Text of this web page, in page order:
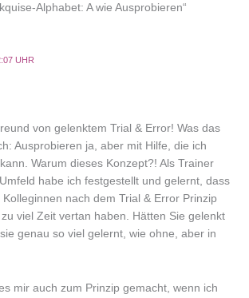
Alphabet: A wie Ausprobieren“
UHR
von gelenktem Trial & Error! Was das
Ausprobieren ja, aber mit Hilfe, die ich
Warum dieses Konzept?! Als Trainer
habe ich festgestellt und gelernt, dass
nach dem Trial & Error Prinzip
viel Zeit vertan haben. Hätten Sie gelenkt
genau so viel gelernt, wie ohne, aber in
mir auch zum Prinzip gemacht, wenn ich